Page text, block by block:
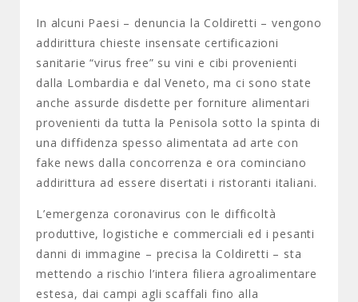
In alcuni Paesi – denuncia la Coldiretti – vengono
addirittura chieste insensate certificazioni
sanitarie “virus free” su vini e cibi provenienti
dalla Lombardia e dal Veneto, ma ci sono state
anche assurde disdette per forniture alimentari
provenienti da tutta la Penisola sotto la spinta di
una diffidenza spesso alimentata ad arte con
fake news dalla concorrenza e ora cominciano
addirittura ad essere disertati i ristoranti italiani.
L’emergenza coronavirus con le difficoltà
produttive, logistiche e commerciali ed i pesanti
danni di immagine – precisa la Coldiretti – sta
mettendo a rischio l’intera filiera agroalimentare
estesa, dai campi agli scaffali fino alla